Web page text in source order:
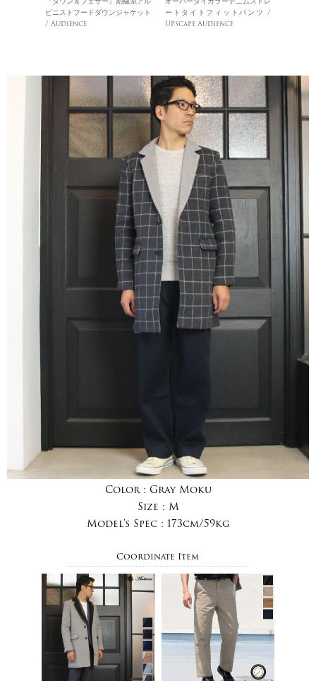
ピニストフードダウンジャケット
/ Audience
ートタイトフィットパンツ /
Upscape Audience
Color : Gray Moku
Size : M
Model's Spec : 173cm/59kg
Coordinate Item